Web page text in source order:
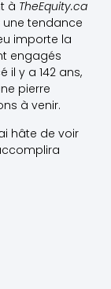
à TheEquity.ca
une tendance
importe la
engagés
y a 142 ans,
pierre
à venir.
hâte de voir